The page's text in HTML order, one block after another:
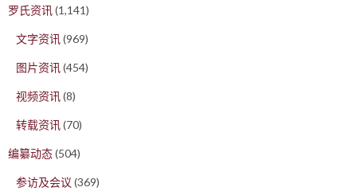
罗氏资讯(1,141)
文字资讯(969)
图片资讯(454)
视频资讯(8)
转载资讯(70)
编纂动态(504)
参访及会议 (369)